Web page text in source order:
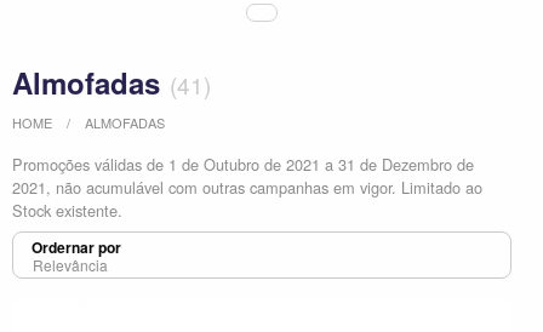
Almofadas (41)
HOME ALMOFADAS
Promoções válidas de 1 de Outubro de 2021 a 31 de Dezembro de
2021, não acumulável com outras campanhas em vigor. Limitado ao
Stock existente.
Ordernar por